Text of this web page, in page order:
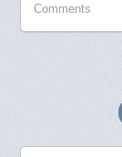
Comments